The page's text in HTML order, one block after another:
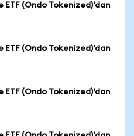
ETF (Ondo Tokenized)'dan
ETF (Ondo Tokenized)'dan
ETF (Ondo Tokenized)'dan